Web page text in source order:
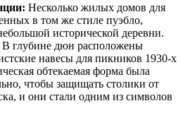
Несколько жилых домов для
в том же стиле пуэбло,
исторической деревни.
В глубине дюн расположены
навесы для пикников 1930-х
обтекаемая форма была
чтобы защищать столики от
и они стали одним из символов